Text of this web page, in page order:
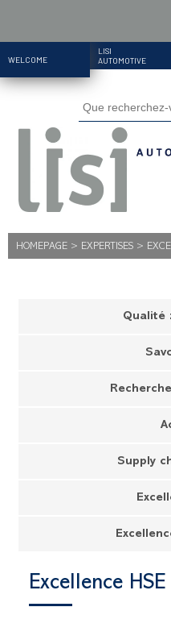
WELCOME
LISI
AUTOMOTIVE
HOMEPAGE > EXPERTISES >
Qualité
Supply
Excellence HSE